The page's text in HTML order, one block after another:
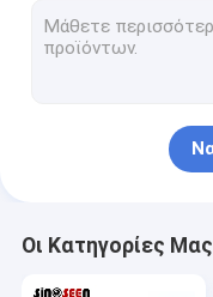
Οι Κατηγορίες Μας